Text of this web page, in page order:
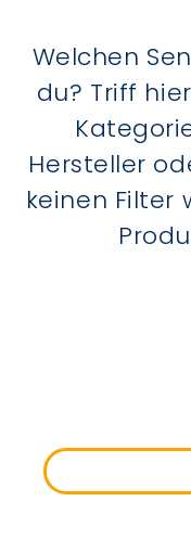
Welchen
du? Triff
Hersteller
keinen Filter